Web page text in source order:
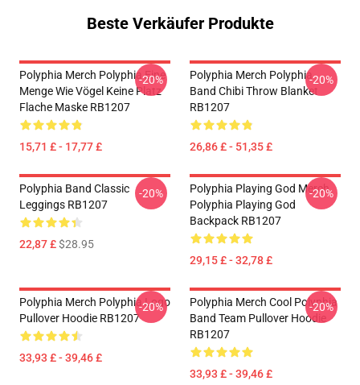
Beste Verkäufer Produkte
Polyphia Merch Polyphia Eine
Menge Wie Vögel Keine Platz
Flache Maske RB1207
15,71 £ - 17,77 £
-20%
Polyphia Merch Polyphia
Band Chibi Throw Blanket
RB1207
26,86 £ - 51,35 £
-20%
Polyphia Band Classic
Leggings RB1207
22,87 £$28.95
-20%
Polyphia Playing God Merch
Polyphia Playing God
Backpack RB1207
29,15 £ - 32,78 £
-20%
Polyphia Merch Polyphia Logo
Pullover Hoodie RB1207
33,93 £ - 39,46 £
-20%
Polyphia Merch Cool Polyphia
Band Team Pullover Hoodie
RB1207
33,93 £ - 39,46 £
-20%